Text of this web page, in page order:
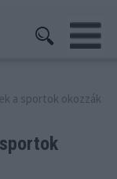
a sportok okozzák